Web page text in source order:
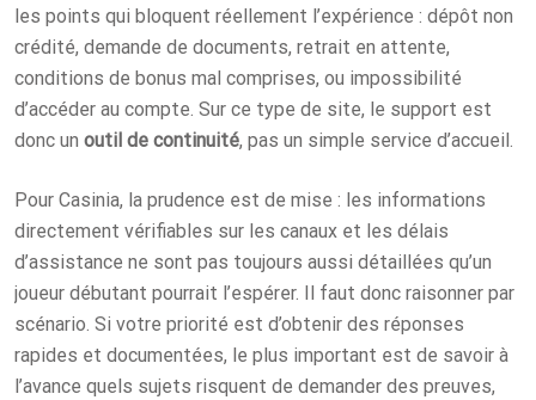
les points qui bloquent réellement l’expérience : dépôt non
crédité, demande de documents, retrait en attente,
conditions de bonus mal comprises, ou impossibilité
d’accéder au compte. Sur ce type de site, le support est
donc un outil de continuité, pas un simple service d’accueil.
Pour Casinia, la prudence est de mise : les informations
directement vérifiables sur les canaux et les délais
d’assistance ne sont pas toujours aussi détaillées qu’un
joueur débutant pourrait l’espérer. Il faut donc raisonner par
scénario. Si votre priorité est d’obtenir des réponses
rapides et documentées, le plus important est de savoir à
l’avance quels sujets risquent de demander des preuves,